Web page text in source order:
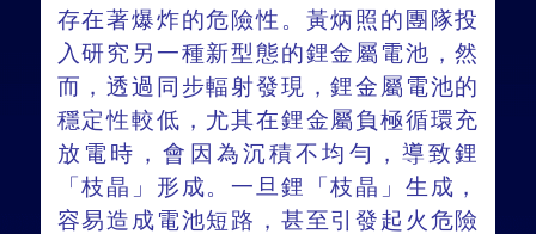
存在著爆炸的危險性。黃炳照的團隊投
入研究另一種新型態的鋰金屬電池，然
而，透過同步輻射發現，鋰金屬電池的
穩定性較低，尤其在鋰金屬負極循環充
放電時，會因為沉積不均勻，導致鋰
「枝晶」形成。一旦鋰「枝晶」生成，
容易造成電池短路，甚至引發起火危險